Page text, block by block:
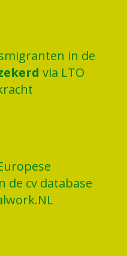
in de
via LTO
de cv database